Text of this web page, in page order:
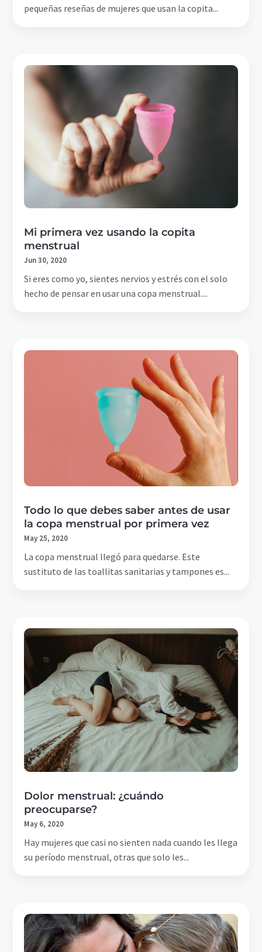
pequeñas reseñas de mujeres que usan la copita...
Mi primera vez usando la copita
menstrual
Jun 30, 2020
Si eres como yo, sientes nervios y estrés con el solo
hecho de pensar en usar una copa menstrual....
Todo lo que debes saber antes de usar
la copa menstrual por primera vez
May 25, 2020
La copa menstrual llegó para quedarse. Este
sustituto de las toallitas sanitarias y tampones es...
Dolor menstrual: ¿cuándo
preocuparse?
May 6, 2020
Hay mujeres que casi no sienten nada cuando les llega
su período menstrual, otras que solo les...